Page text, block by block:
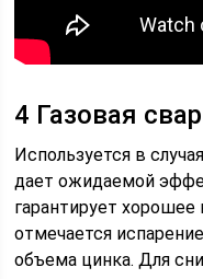
4 Газовая
Используется в
дает ожидаемой
гарантирует
отмечается
объема цинка. Для